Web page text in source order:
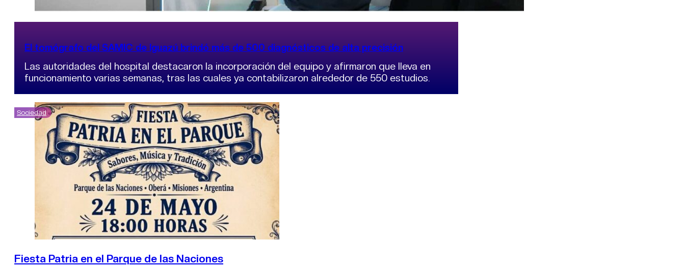
El tomógrafo del SAMIC de Iguazú brindó más de 500 diagnósticos de alta precisión
Las autoridades del hospital destacaron la incorporación del equipo y afirmaron que lleva en
funcionamiento varias semanas, tras las cuales ya contabilizaron alrededor de 550 estudios.
Sociedad
Fiesta Patria en el Parque de las Naciones